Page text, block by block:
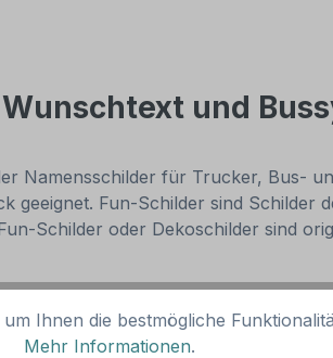
und
Namensschilder für Trucker, Bus-
Fun-Schilder sind Schilder
Schilder oder Dekoschilder sind
– BUSS-IND-01-W:
Ihnen die bestmögliche
Mehr Informationen.